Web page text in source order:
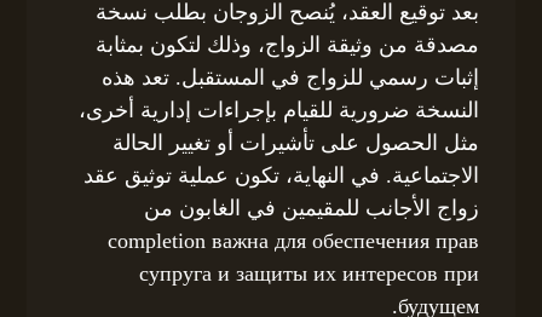
بعد توقيع العقد، يُنصح الزوجان بطلب نسخة
مصدقة من وثيقة الزواج، وذلك لتكون بمثابة
إثبات رسمي للزواج في المستقبل. تعد هذه
النسخة ضرورية للقيام بإجراءات إدارية أخرى،
مثل الحصول على تأشيرات أو تغيير الحالة
الاجتماعية. في النهاية، تكون عملية توثيق عقد
زواج الأجانب للمقيمين في الغابون من
completion важна для обеспечения прав
супруга и защиты их интересов при
будущем.